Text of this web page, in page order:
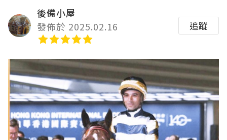
後備小屋
發佈於 2025.02.16
追蹤